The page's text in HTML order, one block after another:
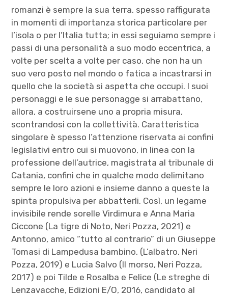
romanzi è sempre la sua terra, spesso raffigurata
in momenti di importanza storica particolare per
l’isola o per l’Italia tutta; in essi seguiamo sempre i
passi di una personalità a suo modo eccentrica, a
volte per scelta a volte per caso, che non ha un
suo vero posto nel mondo o fatica a incastrarsi in
quello che la società si aspetta che occupi. I suoi
personaggi e le sue personagge si arrabattano,
allora, a costruirsene uno a propria misura,
scontrandosi con la collettività. Caratteristica
singolare è spesso l’attenzione riservata ai confini
legislativi entro cui si muovono, in linea con la
professione dell’autrice, magistrata al tribunale di
Catania, confini che in qualche modo delimitano
sempre le loro azioni e insieme danno a queste la
spinta propulsiva per abbatterli. Così, un legame
invisibile rende sorelle Virdimura e Anna Maria
Ciccone (La tigre di Noto, Neri Pozza, 2021) e
Antonno, amico “tutto al contrario” di un Giuseppe
Tomasi di Lampedusa bambino, (L’albatro, Neri
Pozza, 2019) e Lucia Salvo (Il morso, Neri Pozza,
2017) e poi Tilde e Rosalba e Felice (Le streghe di
Lenzavacche, Edizioni E/O, 2016, candidato al